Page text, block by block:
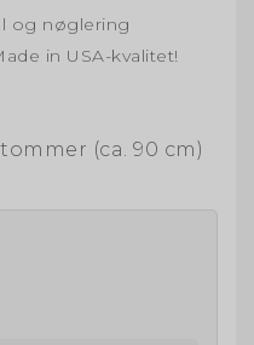
og nøglering
in USA-kvalitet!
(ca. 90 cm)